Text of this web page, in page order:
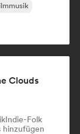
Clouds
Indie-Folk
hinzufügen